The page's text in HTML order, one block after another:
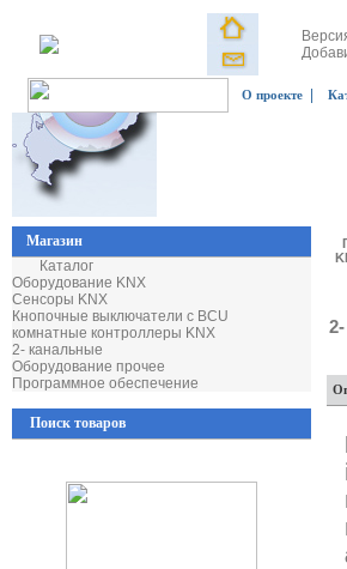
О проекте
Магазин
Каталог
Оборудование KNX
Сенсоры KNX
Кнопочные выключатели с BCU
комнатные контроллеры KNX
2- канальные
Оборудование прочее
Программное обеспечение
Поиск товаров